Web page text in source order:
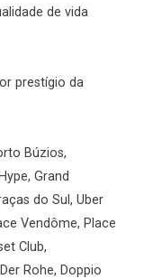
de vida
prestígio da
Búzios,
Grand
do Sul, Uber
Vendôme, Place
Club,
Rohe, Doppio